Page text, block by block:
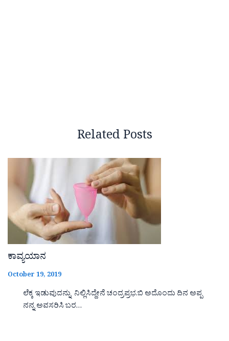
Related Posts
ಕಾವ್ಯಯಾನ
October 19, 2019
ಲೆಕ್ಕ ಇಡುವುದನ್ನು ನಿಲ್ಲಿಸಿದ್ದೇನೆ ಚಂದ್ರಪ್ರಭ.ಬಿ ಅದೊಂದು ದಿನ ಅಪ್ಪ
ನನ್ನ ಅವಸರಿಸಿ ಬರ…